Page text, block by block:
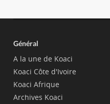
Général
A la une de Koaci
Koaci Côte d'Ivoire
Koaci Afrique
Archives Koaci